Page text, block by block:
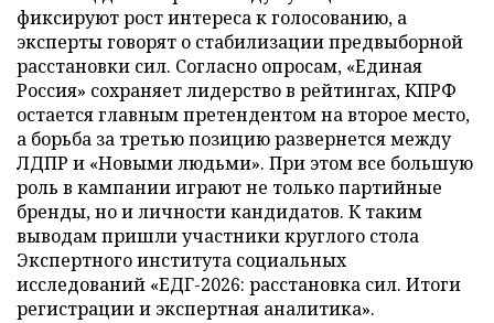
фиксируют рост интереса к голосованию, а
эксперты говорят о стабилизации предвыборной
расстановки сил. Согласно опросам, «Единая
Россия» сохраняет лидерство в рейтингах, КПРФ
остается главным претендентом на второе место,
а борьба за третью позицию развернется между
ЛДПР и «Новыми людьми». При этом все большую
роль в кампании играют не только партийные
бренды, но и личности кандидатов. К таким
выводам пришли участники круглого стола
Экспертного института социальных
исследований «ЕДГ-2026: расстановка сил. Итоги
регистрации и экспертная аналитика».